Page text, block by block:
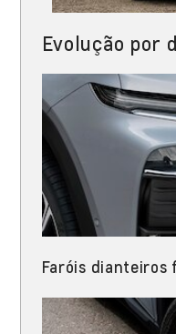
Evolução por
Faróis dianteiros